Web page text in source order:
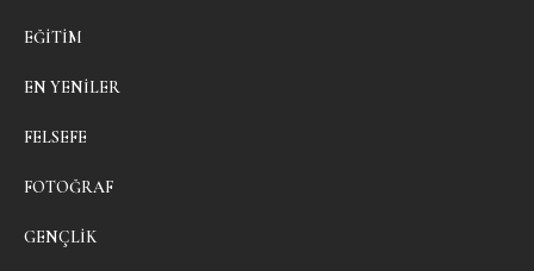
EĞITIM
EN YENILER
FELSEFE
FOTOĞRAF
GENÇLIK